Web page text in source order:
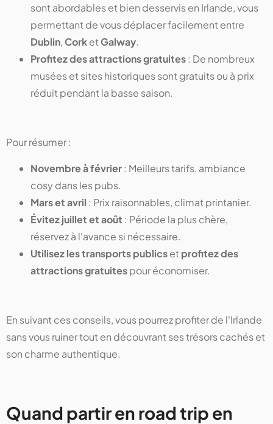
sont abordables et bien desservis en Irlande, vous
permettant de vous déplacer facilement entre
Dublin, Corket Galway.
Profitez des attractions gratuites: De nombreux
musées et sites historiques sont gratuits ou à prix
réduit pendant la basse saison.
Pour résumer :
Novembre à février: Meilleurs tarifs, ambiance
cosy dans les pubs.
Mars et avril : Prix raisonnables, climat printanier.
Évitez juillet et août : Période la plus chère,
réservez à l'avance si nécessaire.
Utilisez les transports publicset profitez des
attractions gratuitespour économiser.
En suivant ces conseils, vous pourrez profiter de l'Irlande
sans vous ruiner tout en découvrant ses trésors cachés et
son charme authentique.
Quand partir en road trip en